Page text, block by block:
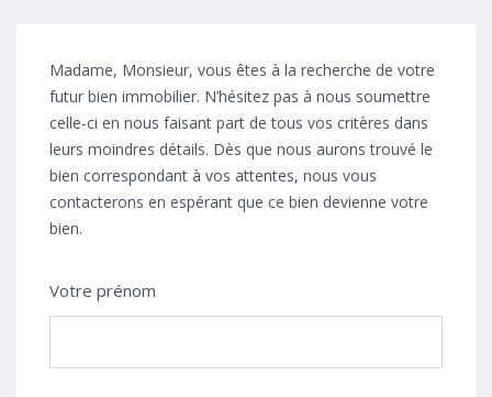
Madame, Monsieur, vous êtes à la recherche de votre
futur bien immobilier. N’hésitez pas à nous soumettre
celle-ci en nous faisant part de tous vos critères dans
leurs moindres détails. Dès que nous aurons trouvé le
bien correspondant à vos attentes, nous vous
contacterons en espérant que ce bien devienne votre
bien.
Votre prénom